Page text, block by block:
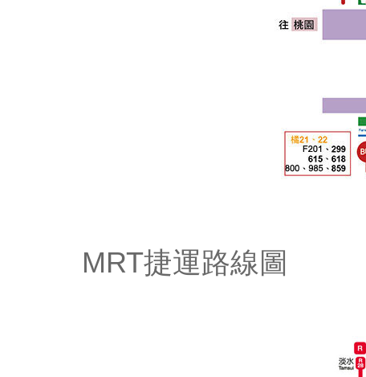
MRT捷運路線圖